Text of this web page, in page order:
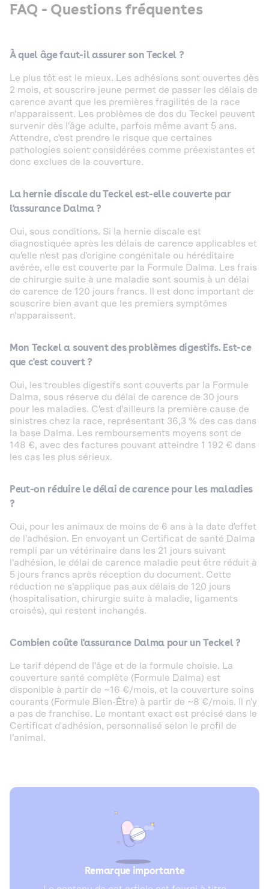
FAQ - Questions fréquentes
À quel âge faut-il assurer son Teckel ?
Le plus tôt est le mieux. Les adhésions sont ouvertes dès
2 mois, et souscrire jeune permet de passer les délais de
carence avant que les premières fragilités de la race
n'apparaissent. Les problèmes de dos du Teckel peuvent
survenir dès l'âge adulte, parfois même avant 5 ans.
Attendre, c'est prendre le risque que certaines
pathologies soient considérées comme préexistantes et
donc exclues de la couverture.
La hernie discale du Teckel est-elle couverte par
l'assurance Dalma ?
Oui, sous conditions. Si la hernie discale est
diagnostiquée après les délais de carence applicables et
qu'elle n'est pas d'origine congénitale ou héréditaire
avérée, elle est couverte par la Formule Dalma. Les frais
de chirurgie suite à une maladie sont soumis à un délai
de carence de 120 jours francs. Il est donc important de
souscrire bien avant que les premiers symptômes
n'apparaissent.
Mon Teckel a souvent des problèmes digestifs. Est-ce
que c'est couvert ?
Oui, les troubles digestifs sont couverts par la Formule
Dalma, sous réserve du délai de carence de 30 jours
pour les maladies. C'est d'ailleurs la première cause de
sinistres chez la race, représentant 36,3 % des cas dans
la base Dalma. Les remboursements moyens sont de
148 €, avec des factures pouvant atteindre 1 192 € dans
les cas les plus sérieux.
Peut-on réduire le délai de carence pour les maladies
?
Oui, pour les animaux de moins de 6 ans à la date d'effet
de l'adhésion. En envoyant un Certificat de santé Dalma
rempli par un vétérinaire dans les 21 jours suivant
l'adhésion, le délai de carence maladie peut être réduit à
5 jours francs après réception du document. Cette
réduction ne s'applique pas aux délais de 120 jours
(hospitalisation, chirurgie suite à maladie, ligaments
croisés), qui restent inchangés.
Combien coûte l'assurance Dalma pour un Teckel ?
Le tarif dépend de l'âge et de la formule choisie. La
couverture santé complète (Formule Dalma) est
disponible à partir de ~16 €/mois, et la couverture soins
courants (Formule Bien-Être) à partir de ~8 €/mois. Il n'y
a pas de franchise. Le montant exact est précisé dans le
Certificat d'adhésion, personnalisé selon le profil de
l'animal.
Remarque importante